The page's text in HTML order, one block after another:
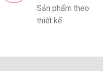
Sản phẩm theo
thiết kế